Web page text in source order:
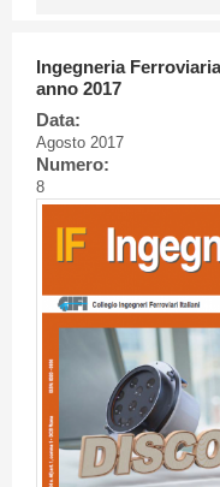
Ingegneria
anno 2017
Data:
Agosto 2017
Numero:
8